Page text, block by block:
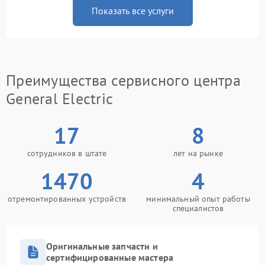
Показать все услуги
Преимущества сервисного центра
General Electric
17
сотрудников в штате
8
лет на рынке
1470
отремонтированных устройств
4
минимальный опыт работы
специалистов
Оригинальные запчасти и
сертифицированные мастера